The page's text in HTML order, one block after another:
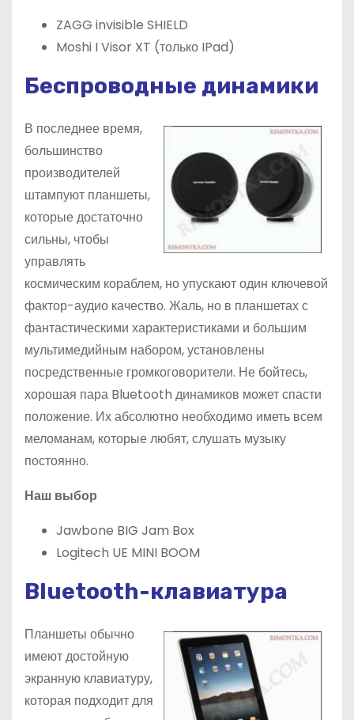
ZAGG invisible SHIELD
Moshi I Visor XT (только IPad)
Беспроводные динамики
В последнее время,
большинство
производителей
штампуют планшеты,
которые достаточно
сильны, чтобы
управлять
космическим кораблем, но упускают один ключевой
фактор-аудио качество. Жаль, но в планшетах с
фантастическими характеристиками и большим
мультимедийным набором, установлены
посредственные громкоговорители. Не бойтесь,
хорошая пара Bluetooth динамиков может спасти
положение. Их абсолютно необходимо иметь всем
меломанам, которые любят, слушать музыку
постоянно.
Наш выбор
Jawbone BIG Jam Box
Logitech UE MINI BOOM
Bluetooth-клавиатура
Планшеты обычно
имеют достойную
экранную клавиатуру,
которая подходит для